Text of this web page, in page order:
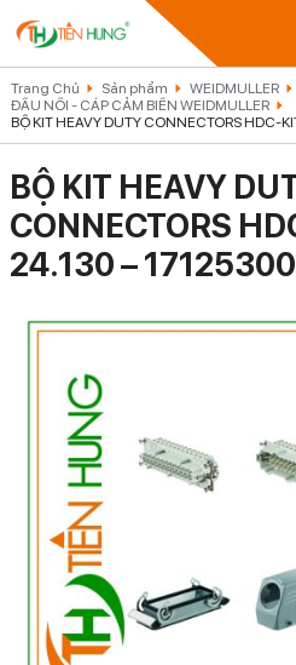
Trang Chủ Sản phẩm
WEIDMULLER
ĐẦU NỐI - CÁP CẢM BIẾN WEIDMULLER
BỘ KIT HEAVY DUTY CONNECTORS HDC-
BỘ KIT HEAVY
CONNECTORS
24.130 –